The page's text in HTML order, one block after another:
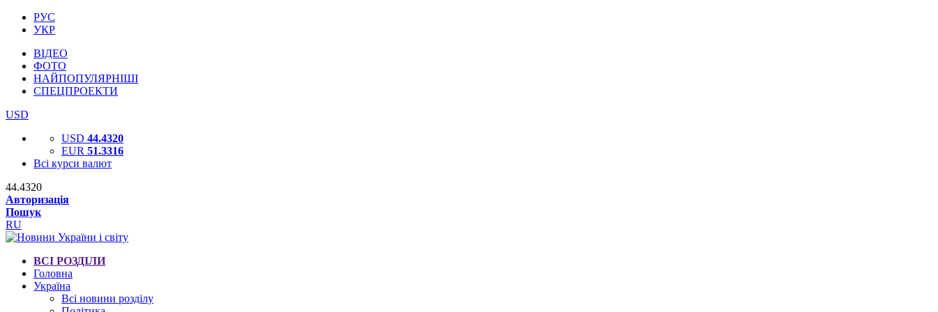
РУС
УКР
ВІДЕО
ФОТО
НАЙПОПУЛЯРНІШІ
СПЕЦПРОЕКТИ
USD
USD 44.4320
EUR 51.3316
Всі курси валют
44.4320
Авторизація
Пошук
RU
ВСІ РОЗДІЛИ
Головна
Україна
Всі новини розділу